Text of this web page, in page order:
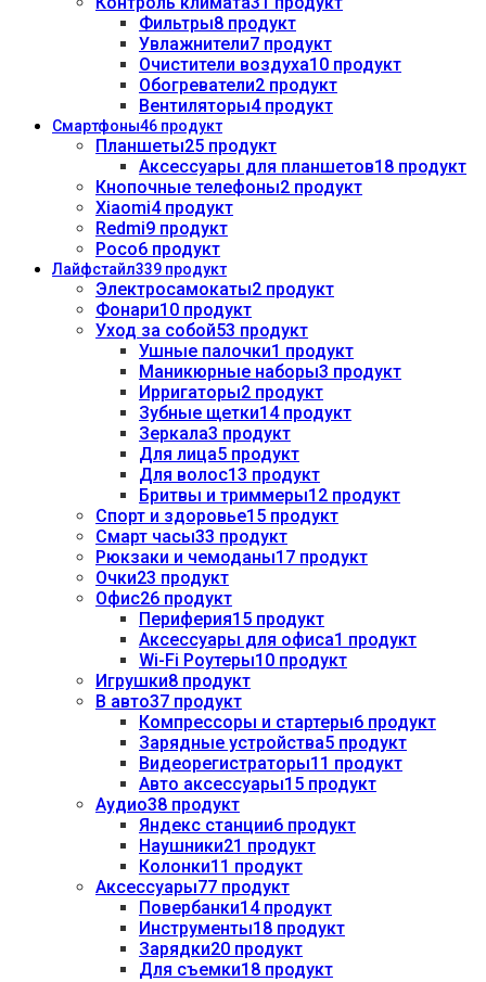
Фильтры8 продукт
Увлажнители7 продукт
Очистители воздуха10 продукт
Обогреватели2 продукт
Вентиляторы4 продукт
Смартфоны46 продукт
Планшеты25 продукт
Аксессуары для планшетов18 продукт
Кнопочные телефоны2 продукт
Xiaomi4 продукт
Redmi9 продукт
Poco6 продукт
Лайфстайл339 продукт
Электросамокаты2 продукт
Фонари10 продукт
Уход за собой53 продукт
Ушные палочки1 продукт
Маникюрные наборы3 продукт
Ирригаторы2 продукт
Зубные щетки14 продукт
Зеркала3 продукт
Для лица5 продукт
Для волос13 продукт
Бритвы и триммеры12 продукт
Спорт и здоровье15 продукт
Смарт часы33 продукт
Рюкзаки и чемоданы17 продукт
Очки23 продукт
Офис26 продукт
Периферия15 продукт
Аксессуары для офиса1 продукт
Wi-Fi Роутеры10 продукт
Игрушки8 продукт
В авто37 продукт
Компрессоры и стартеры6 продукт
Зарядные устройства5 продукт
Видеорегистраторы11 продукт
Авто аксессуары15 продукт
Аудио38 продукт
Яндекс станции6 продукт
Наушники21 продукт
Колонки11 продукт
Аксессуары77 продукт
Повербанки14 продукт
Инструменты18 продукт
Зарядки20 продукт
Для съемки18 продукт